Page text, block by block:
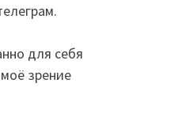
для себя
зрение